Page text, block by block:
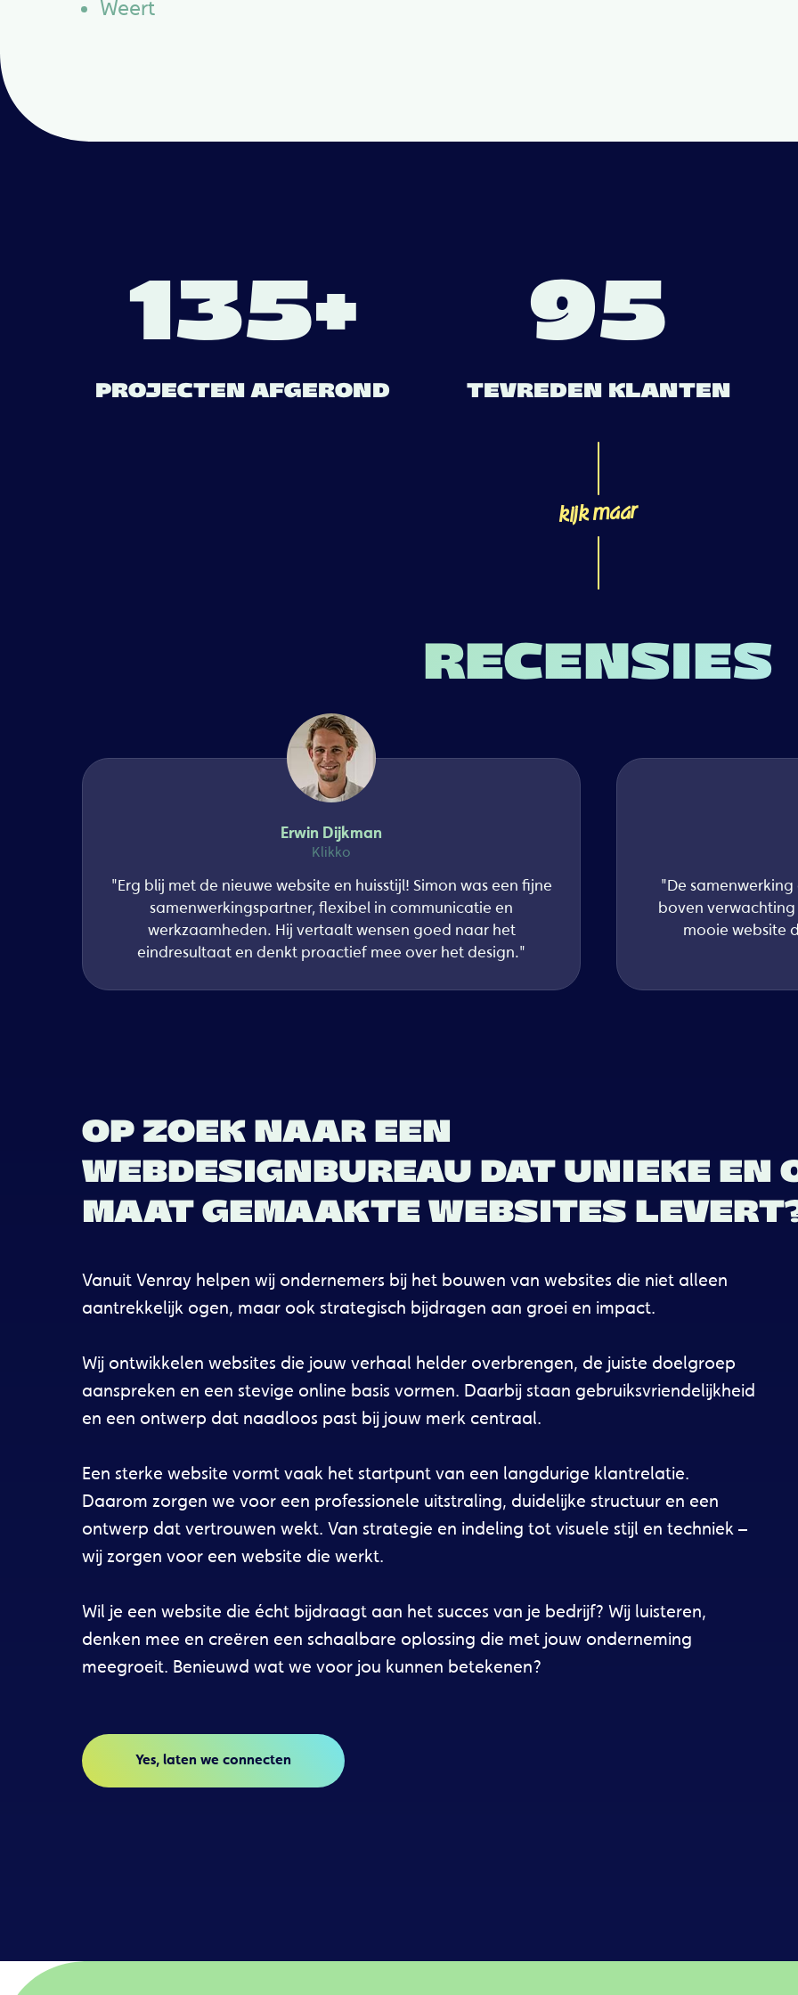
Weert
135+
PROJECTEN AFGEROND
95
TEVREDEN KLANTEN
kijk maar
RECENSIES
Erwin Dijkman
Klikko
"Erg blij met de nieuwe website en huisstijl! Simon was een fijne
samenwerkingspartner, flexibel in communicatie en
werkzaamheden. Hij vertaalt wensen goed naar het
eindresultaat en denkt proactief mee over het design."
"De
boven
mooie website
OP ZOEK NAAR EEN
WEBDESIGNBUREAU DAT UNIEKE EN
MAAT GEMAAKTE WEBSITES
Vanuit Venray helpen wij ondernemers bij het bouwen van websites die niet alleen
aantrekkelijk ogen, maar ook strategisch bijdragen aan groei en impact.
Wij ontwikkelen websites die jouw verhaal helder overbrengen, de juiste doelgroep
aanspreken en een stevige online basis vormen. Daarbij staan gebruiksvriendelijkheid
en een ontwerp dat naadloos past bij jouw merk centraal.
Een sterke website vormt vaak het startpunt van een langdurige klantrelatie.
Daarom zorgen we voor een professionele uitstraling, duidelijke structuur en een
ontwerp dat vertrouwen wekt. Van strategie en indeling tot visuele stijl en techniek –
wij zorgen voor een website die werkt.
Wil je een website die écht bijdraagt aan het succes van je bedrijf? Wij luisteren,
denken mee en creëren een schaalbare oplossing die met jouw onderneming
meegroeit. Benieuwd wat we voor jou kunnen betekenen?
Yes, laten we connecten